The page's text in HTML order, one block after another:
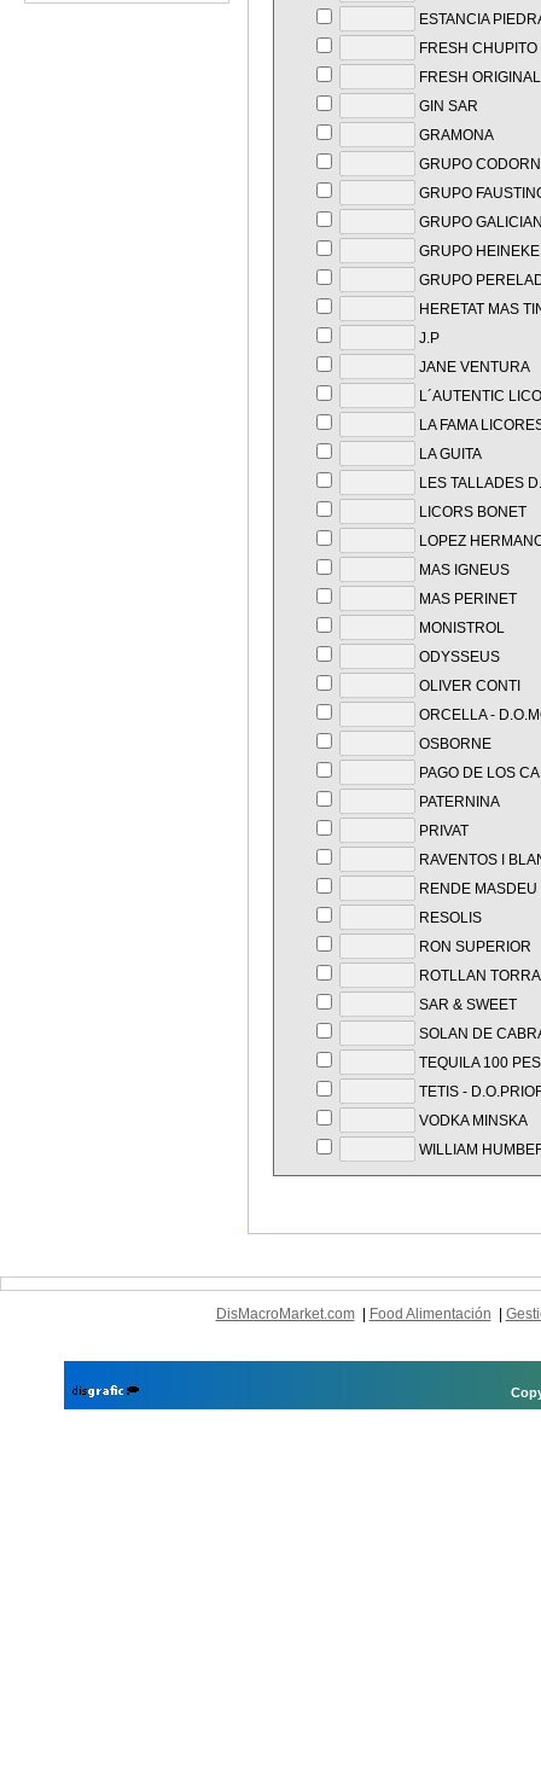
ESTANCIA
FRESH CHUPITO
FRESH ORIGINAL
GIN SAR
GRAMONA
GRUPO
GRUPO
GRUPO
GRUPO
GRUPO
HERETAT MAS
J.P
JANE VENTURA
L´AUTENTIC
LA FAMA
LA GUITA
LES TALLADES
LICORS BONET
LOPEZ
MAS IGNEUS
MAS PERINET
MONISTROL
ODYSSEUS
OLIVER CONTI
ORCELLA -
OSBORNE
PAGO DE LOS
PATERNINA
PRIVAT
RAVENTOS I
RENDE MASDEU
RESOLIS
RON SUPERIOR
ROTLLAN TORRA
SAR & SWEET
SOLAN DE
TEQUILA 100
TETIS -
VODKA MINSKA
WILLIAM
DisMacroMarket.com| Food Alimentación